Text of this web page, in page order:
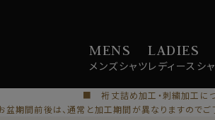
MENS
メンズシャツ
LADIES
レディース シ
■ 裄丈詰め加工・刺繍加工
盆期間前後は、通常と加工期間が異なりますので